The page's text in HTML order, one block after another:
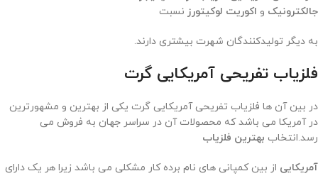
جالکترونیک و اکوریت لوکیتورز نسبت
به دیگر تولیدکنندگان شهرت بیشتری دارند.
فلزیاب تفریحی آمریکایی گرت
در بین آن ها فلزیاب تفریحی آمریکایی گرت یکی از بهترین و مشهورترین
در آمریکا می باشد که محصولات آن در سراسر جهان به فروش می
رسد.انتخاب بهترین فلزیاب
آمریکایی از بین کمپانی های نام برده کار مشکلی می باشد زیرا هر یک دارای